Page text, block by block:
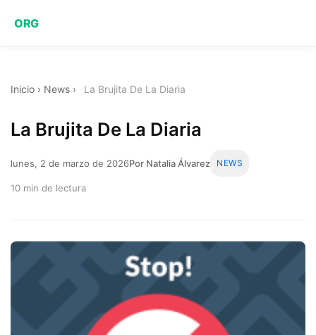
ORG
Inicio › News › La Brujita De La Diaria
La Brujita De La Diaria
lunes, 2 de marzo de 2026Por Natalia Álvarez NEWS
10 min de lectura